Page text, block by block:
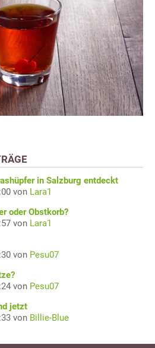
in Salzburg entdeckt
von Lara1
oder Obstkorb?
von Lara1
von Pesu07
von Pesu07
jetzt
von Billie-Blue